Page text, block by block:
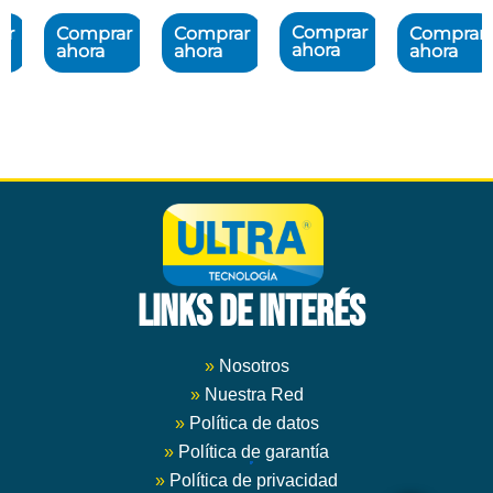
Comprar
ahora
Este
Comprar
ahora
Comprar
ahora
Comprar
ahora
Este
LINKS DE INTERÉS
» Nosotros
» Nuestra Red
» Política de datos
» Política de garantía
» Política de privacidad